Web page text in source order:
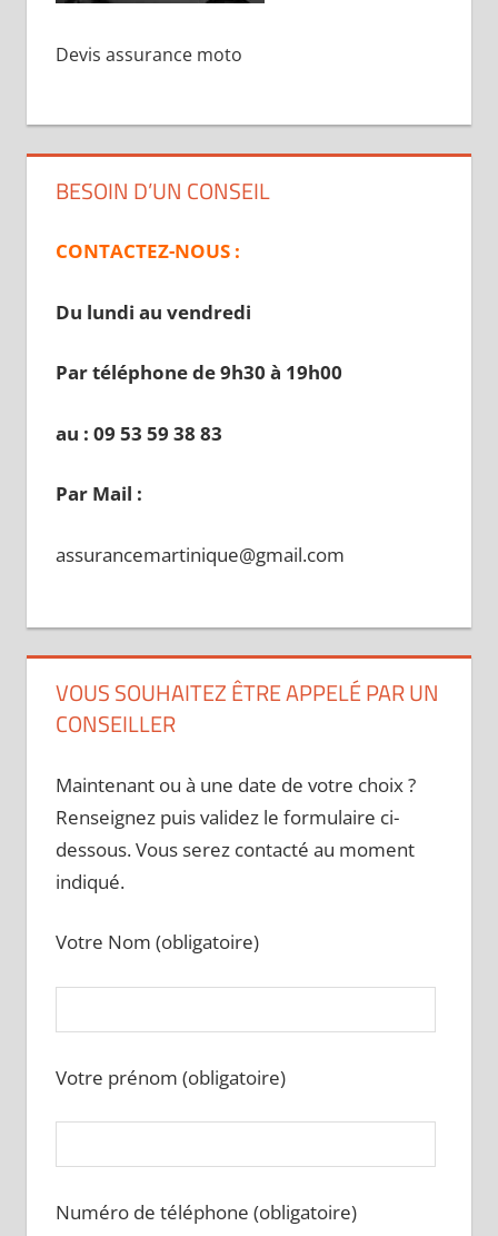
Devis assurance moto
BESOIN D’UN CONSEIL
CONTACTEZ-NOUS :
Du lundi au vendredi
Par téléphone de 9h30 à 19h00
au : 09 53 59 38 83
Par Mail :
assurancemartinique@gmail.com
VOUS SOUHAITEZ ÊTRE APPELÉ PAR UN
CONSEILLER
Maintenant ou à une date de votre choix ?
Renseignez puis validez le formulaire ci-
dessous. Vous serez contacté au moment
indiqué.
Votre Nom (obligatoire)
Votre prénom (obligatoire)
Numéro de téléphone (obligatoire)